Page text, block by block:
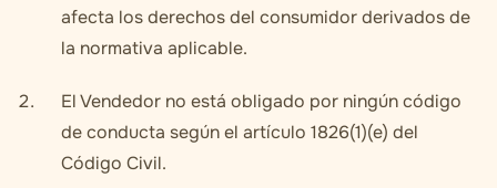
afecta los derechos del consumidor derivados de
la normativa aplicable.
El Vendedor no está obligado por ningún código
de conducta según el artículo 1826(1)(e) del
Código Civil.